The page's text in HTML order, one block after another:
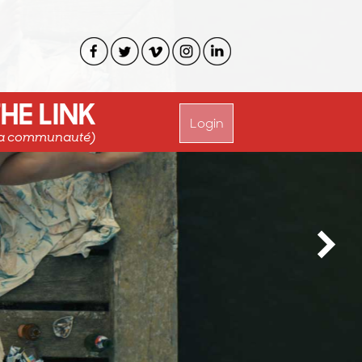
LINK
communauté)
Login